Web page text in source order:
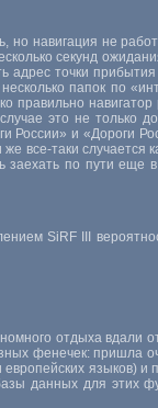
навигация не
секунд
точки
папок по
правильно
это не только
России» и «Дороги
все-таки случается
по пути
SiRF III
отдыха вдали
фенечек: пришла
языков)
данных для этих